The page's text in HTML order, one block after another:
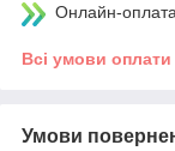
Онлайн-
Всі умови оплати
Умови